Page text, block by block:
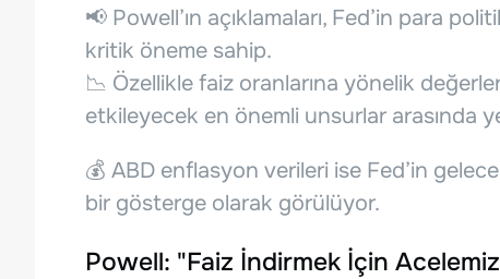
📢 Powell’ın açıklamaları, Fed’in para
kritik öneme sahip.
📉 Özellikle faiz oranlarına yönelik
etkileyecek en önemli unsurlar arasında
💰 ABD enflasyon verileri ise Fed’in
bir gösterge olarak görülüyor.
Powell: "Faiz İndirmek İçin